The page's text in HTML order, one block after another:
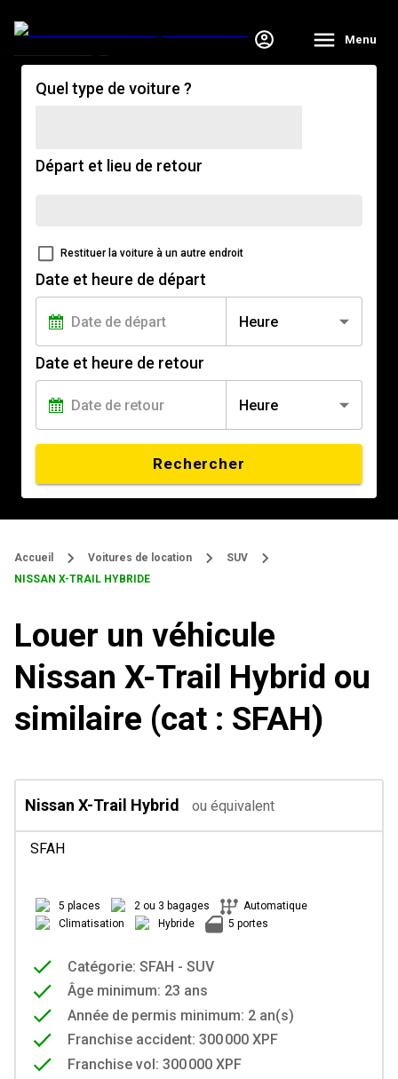
Menu
Quel type de voiture ?
Départ et lieu de retour
Restituer la voiture à un autre endroit
Date et heure de départ
Heure
Date et heure de retour
Heure
Rechercher
Accueil Voitures de location
SUV
NISSAN X-TRAIL HYBRIDE
Louer un véhicule
Nissan X-Trail Hybrid ou
similaire (cat : SFAH)
Nissan X-Trail Hybrid ou équivalent
SFAH
5 places 2 ou 3 bagages
Automatique
Climatisation
Hybride 5 portes
Catégorie: SFAH - SUV
Âge minimum: 23 ans
Année de permis minimum: 2 an(s)
Franchise accident: 300 000 XPF
Franchise vol: 300 000 XPF